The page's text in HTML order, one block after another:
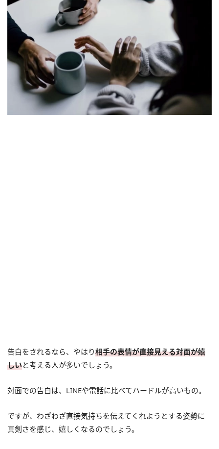
告白をされるなら、やはり相手の表情が直接見える対面が嬉
しいと考える人が多いでしょう。
対面での告白は、LINEや電話に比べてハードルが高いもの。
ですが、わざわざ直接気持ちを伝えてくれようとする姿勢に
真剣さを感じ、嬉しくなるのでしょう。